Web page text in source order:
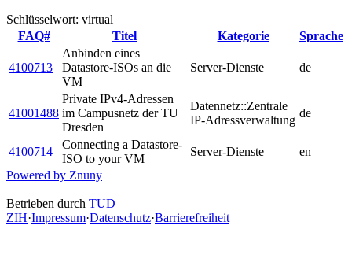
Schlüsselwort: virtual
FAQ#
Titel Kategorie Sprache
4100713
Anbinden eines
Datastore-ISOs an die
VM
Server-Dienste de
41001488
Private IPv4-Adressen
im Campusnetz der TU
Dresden
Datennetz::Zentrale
IP-Adressverwaltung
de
4100714
Connecting a Datastore-
ISO to your VM
Server-Dienste
en
Powered by Znuny
Betrieben durch TUD –
ZIH·Impressum·Datenschutz·Barrierefreiheit